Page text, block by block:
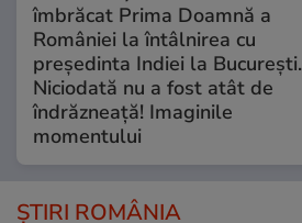
îmbrăcat Prima Doamnă a
României la întâlnirea cu
președinta Indiei la București.
Niciodată nu a fost atât de
îndrăzneață! Imaginile
momentului
ȘTIRI ROMÂNIA